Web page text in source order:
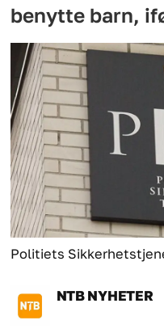
benytte barn,
Politiets
NTB NYHETER